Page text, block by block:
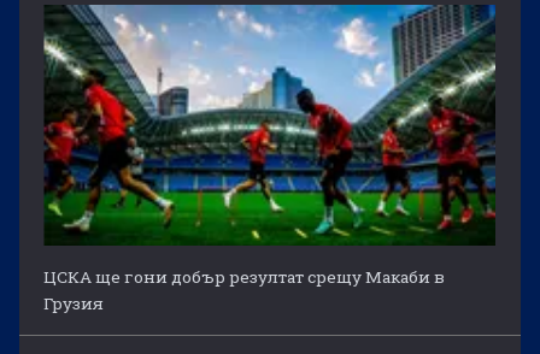
ЦСКА ще гони добър резултат срещу Макаби в
Грузия